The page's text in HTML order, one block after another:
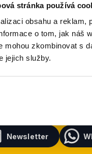
stránka používá
obsahu a
o tom, jak náš
mohou zkombinovat s
jejich služby.
našeho
kde
a analýz.
tom, jaké
Newsletter